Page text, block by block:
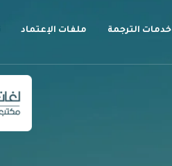
خدمات الترجمة ملفات الإعتماد